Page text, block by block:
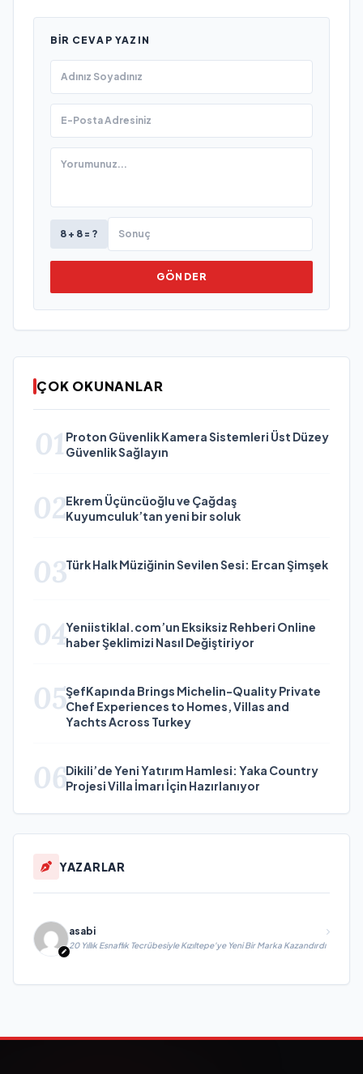
BIR CEVAP YAZIN
8 + 8 = ?
GÖNDER
ÇOK OKUNANLAR
01 Proton Güvenlik Kamera Sistemleri Üst Düzey
Güvenlik Sağlayın
02Ekrem Üçüncüoğlu ve Çağdaş
Kuyumculuk’tan yeni bir soluk
03Türk Halk Müziğinin Sevilen Sesi: Ercan Şimşek
04Yeniistiklal.com’un Eksiksiz Rehberi Online
haber Şeklimizi Nasıl Değiştiriyor
05ŞefKapında Brings Michelin-Quality Private
Chef Experiences to Homes, Villas and
Yachts Across Turkey
06Dikili’de Yeni Yatırım Hamlesi: Yaka Country
Projesi Villa İmarı İçin Hazırlanıyor
YAZARLAR
asabi
20 Yıllık Esnaflık Tecrübesiyle Kızıltepe'ye Yeni Bir Marka Kazandırdı